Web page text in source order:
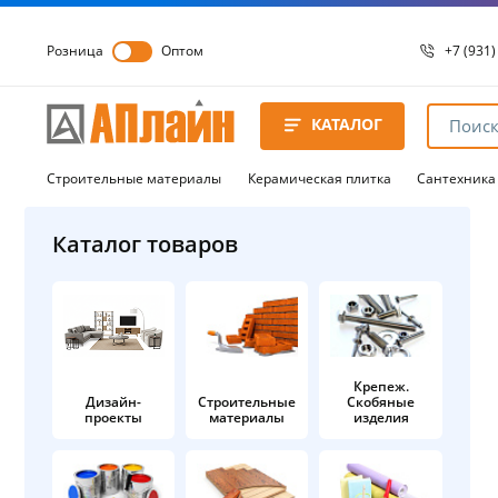
Розница Оптом +7
8 8172
8 8172
КАТАЛОГ
Строительные материалы Керамическая плитка Сантехника
Каталог товаров
Дизайн-
проекты
Строительные
материалы
Крепеж.
Скобяные
изделия